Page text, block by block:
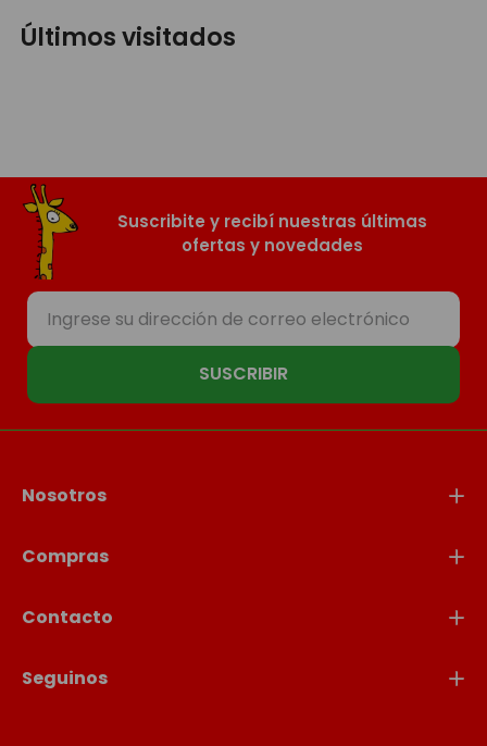
Últimos visitados
Suscribite y recibí nuestras últimas
ofertas y novedades
SUSCRIBIR
Nosotros
Compras
Contacto
Seguinos